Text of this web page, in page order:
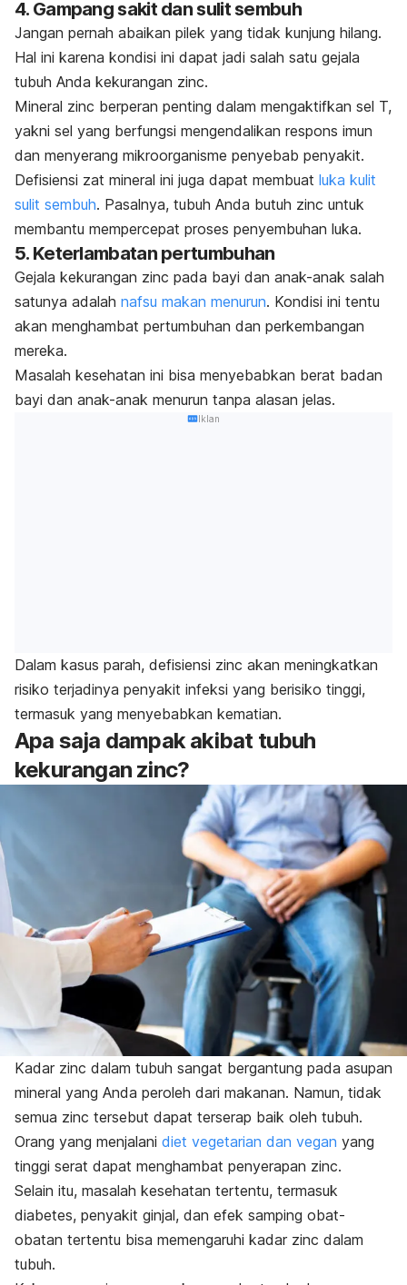
4. Gampang sakit dan sulit sembuh
Jangan pernah abaikan pilek yang tidak kunjung hilang.
Hal ini karena kondisi ini dapat jadi salah satu gejala
tubuh Anda kekurangan zinc.
Mineral zinc berperan penting dalam mengaktifkan sel T,
yakni sel yang berfungsi mengendalikan respons imun
dan menyerang mikroorganisme penyebab penyakit.
Defisiensi zat mineral ini juga dapat membuat luka kulit
sulit sembuh. Pasalnya, tubuh Anda butuh zinc untuk
membantu mempercepat proses penyembuhan luka.
5. Keterlambatan pertumbuhan
Gejala kekurangan zinc pada bayi dan anak-anak salah
satunya adalah nafsu makan menurun. Kondisi ini tentu
akan menghambat pertumbuhan dan perkembangan
mereka.
Masalah kesehatan ini bisa menyebabkan berat badan
bayi dan anak-anak menurun tanpa alasan jelas.
Iklan
Dalam kasus parah, defisiensi zinc akan meningkatkan
risiko terjadinya penyakit infeksi yang berisiko tinggi,
termasuk yang menyebabkan kematian.
Apa saja dampak akibat tubuh
kekurangan zinc?
Kadar zinc dalam tubuh sangat bergantung pada asupan
mineral yang Anda peroleh dari makanan. Namun, tidak
semua zinc tersebut dapat terserap baik oleh tubuh.
Orang yang menjalani diet vegetarian dan vegan yang
tinggi serat dapat menghambat penyerapan zinc.
Selain itu, masalah kesehatan tertentu, termasuk
diabetes, penyakit ginjal, dan efek samping obat-
obatan tertentu bisa memengaruhi kadar zinc dalam
tubuh.